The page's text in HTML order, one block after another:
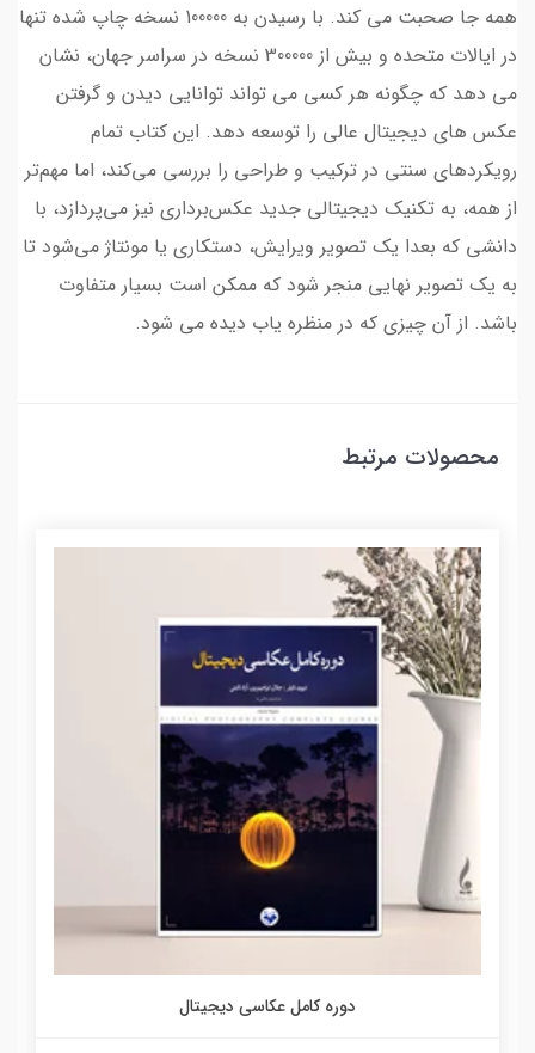
همه جا صحبت می کند. با رسیدن به 100000 نسخه چاپ شده تنها
در ایالات متحده و بیش از 300000 نسخه در سراسر جهان، نشان
می دهد که چگونه هر کسی می تواند توانایی دیدن و گرفتن
عکس های دیجیتال عالی را توسعه دهد. این کتاب تمام
رویکردهای سنتی در ترکیب و طراحی را بررسی می‌کند، اما مهم‌تر
از همه، به تکنیک دیجیتالی جدید عکس‌برداری نیز می‌پردازد، با
دانشی که بعدا یک تصویر ویرایش، دستکاری یا مونتاژ می‌شود تا
به یک تصویر نهایی منجر شود که ممکن است بسیار متفاوت
باشد. از آن چیزی که در منظره یاب دیده می شود.
محصولات مرتبط
دوره کامل عکاسی دیجیتال